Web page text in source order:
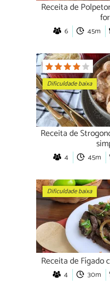
Receita de
6 45m
Dificuldade baixa
Receita de
4 45m
Dificuldade baixa
Receita de Fígado
4 30m